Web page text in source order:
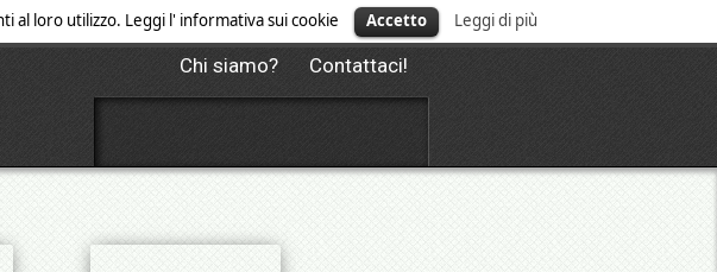
al loro utilizzo. Leggi l' informativa sui cookie Accetto Leggi di più
Chi siamo? Contattaci!